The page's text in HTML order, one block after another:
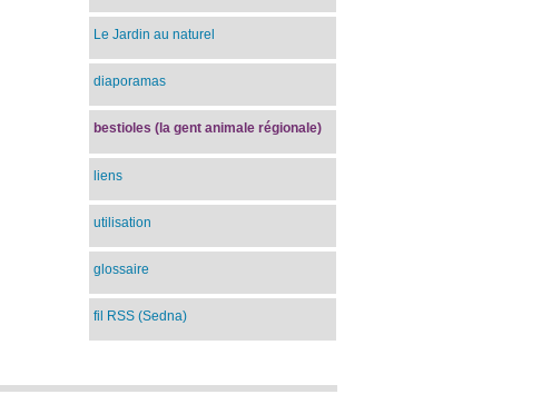
Le Jardin au naturel
diaporamas
bestioles (la gent animale régionale)
liens
utilisation
glossaire
fil RSS (Sedna)